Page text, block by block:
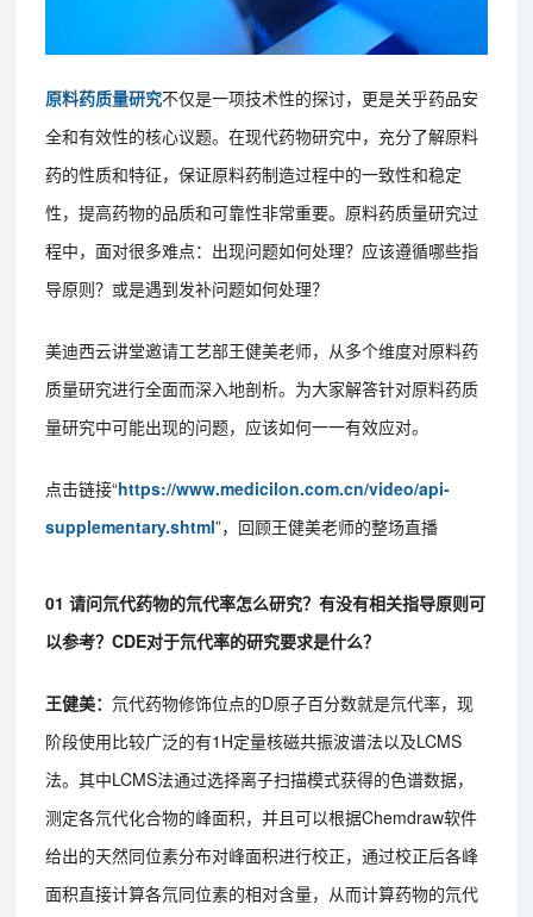
原料药质量研究不仅是一项技术性的探讨，更是关乎药品安
全和有效性的核心议题。在现代药物研究中，充分了解原料
药的性质和特征，保证原料药制造过程中的一致性和稳定
性，提高药物的品质和可靠性非常重要。原料药质量研究过
程中，面对很多难点：出现问题如何处理？应该遵循哪些指
导原则？或是遇到发补问题如何处理？
美迪西云讲堂邀请工艺部王健美老师，从多个维度对原料药
质量研究进行全面而深入地剖析。为大家解答针对原料药质
量研究中可能出现的问题，应该如何一一有效应对。
点击链接“https://www.medicilon.com.cn/video/api-
supplementary.shtml”，回顾王健美老师的整场直播
01 请问氘代药物的氘代率怎么研究？有没有相关指导原则可
以参考？CDE对于氘代率的研究要求是什么？
王健美： 氘代药物修饰位点的D原子百分数就是氘代率，现
阶段使用比较广泛的有1H定量核磁共振波谱法以及LCMS
法。其中LCMS法通过选择离子扫描模式获得的色谱数据，
测定各氘代化合物的峰面积，并且可以根据Chemdraw软件
给出的天然同位素分布对峰面积进行校正，通过校正后各峰
面积直接计算各氘同位素的相对含量，从而计算药物的氘代